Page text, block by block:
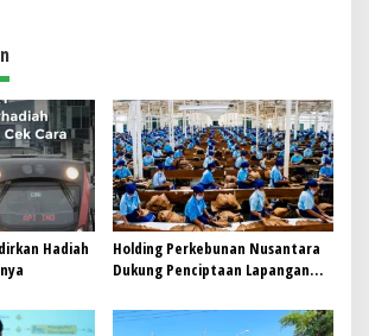
Hadiah
Holding Perkebunan Nusantara
Dukung Penciptaan Lapangan
Pekerja di Pabrik Tembakau